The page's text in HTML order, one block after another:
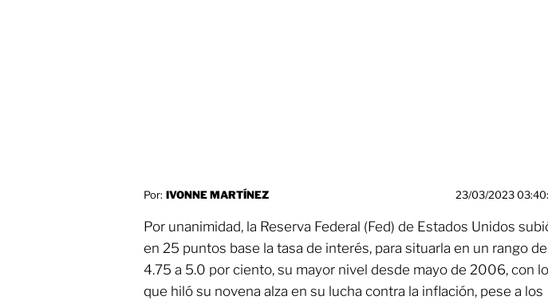
Por: IVONNE MARTÍNEZ 23/03/2023
Por unanimidad, la Reserva Federal (Fed) de Estados Unidos
en 25 puntos base la tasa de interés, para situarla en un rango de
4.75 a 5.0 por ciento, su mayor nivel desde mayo de 2006, con lo
que hiló su novena alza en su lucha contra la inflación, pese a los